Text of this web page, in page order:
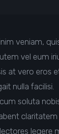
veniam,
vel eum
at vero eros
nulla facilisi.
soluta
legere